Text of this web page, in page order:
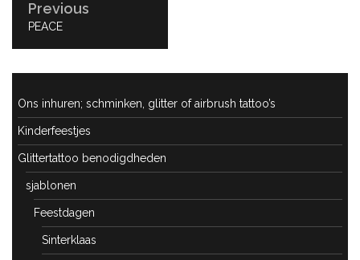
Previous
PREVIOUS
PEACE
Ons inhuren; schminken, glitter of airbrush tattoo’s
Kinderfeestjes
Glittertattoo benodigdheden
sjablonen
Feestdagen
Sinterklaas